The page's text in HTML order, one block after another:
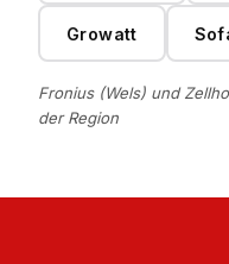
Growatt
Fronius (Wels) und
der Region